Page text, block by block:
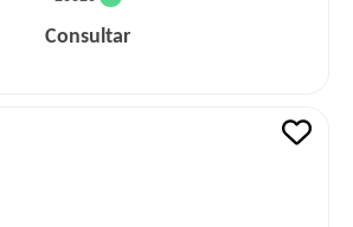
Consultar